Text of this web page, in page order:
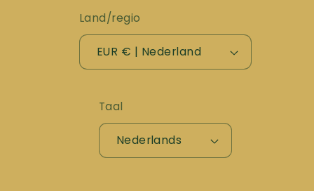
Land/regio
EUR € | Nederland
Taal
Nederlands